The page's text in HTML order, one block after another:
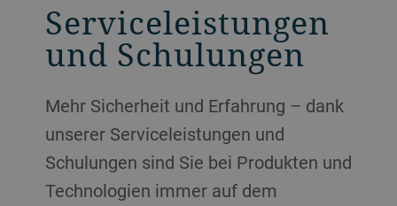
Serviceleistungen
und Schulungen
Mehr Sicherheit und Erfahrung – dank
unserer Serviceleistungen und
Schulungen sind Sie bei Produkten und
Technologien immer auf dem